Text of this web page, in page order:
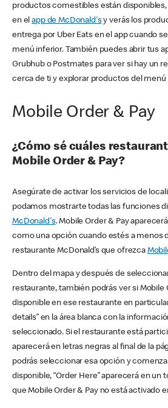
productos comestibles están
en elapp de McDonald'sy verás los
entrega por Uber Eats en el app cuando
menú inferior. También puedes abrir tus
Grubhub o Postmates para ver si hay un
cerca de ti y explorar productos del menú
Mobile Order & Pay
¿Cómo sé cuáles
Mobile Order & Pay?
Asegúrate de activar los servicios de
podamos mostrarte todas las funciones
McDonald's. Mobile Order & Pay
como una opción cuando estés a menos
restaurante McDonald’s que ofrezca
Dentro del mapa y después de
restaurante, también podrás ver si Mobile
disponible en ese restaurante en
details” en la área blanca con la
seleccionado. Si el restaurante está
aparecerá en letras negras al final de la
podrás seleccionar esa opción y
disponible, “Order Here” aparecerá en un
que Mobile Order & Pay no está activado